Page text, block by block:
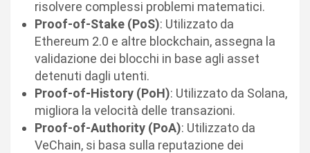
risolvere complessi problemi matematici.
Proof-of-Stake (PoS): Utilizzato da
Ethereum 2.0 e altre blockchain, assegna la
validazione dei blocchi in base agli asset
detenuti dagli utenti.
Proof-of-History (PoH): Utilizzato da Solana,
migliora la velocità delle transazioni.
Proof-of-Authority (PoA): Utilizzato da
VeChain, si basa sulla reputazione dei